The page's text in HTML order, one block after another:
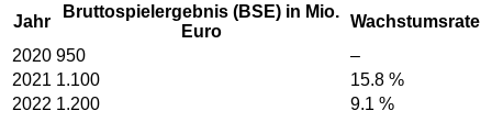
Jahr
Bruttospielergebnis (BSE) in Mio.
Euro
Wachstumsrate
2020 950
–
2021 1.100
15.8 %
2022 1.200 9.1 %